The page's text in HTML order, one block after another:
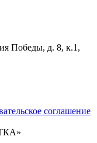
Победы, д. 8, к.1,
соглашение